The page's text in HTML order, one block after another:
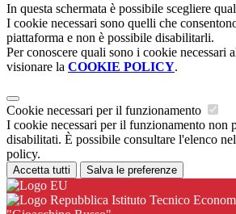
In questa schermata è possibile scegliere
I cookie necessari sono quelli che
piattaforma e non è possibile disabilitarli.
Per conoscere quali sono i cookie necessari
visionare la COOKIE POLICY.
Cookie necessari per il funzionamento
I cookie necessari per il funzionamento non
disabilitati. È possibile consultare l'elenco
policy.
Accetta tutti Salva le preferenze
Istituto Tecnico